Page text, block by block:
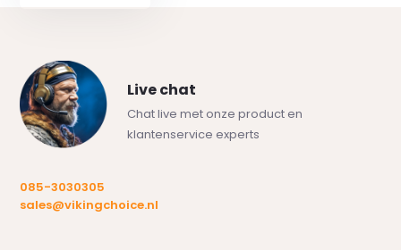
Live chat
Chat live met onze product en
klantenservice experts
085-3030305
sales@vikingchoice.nl